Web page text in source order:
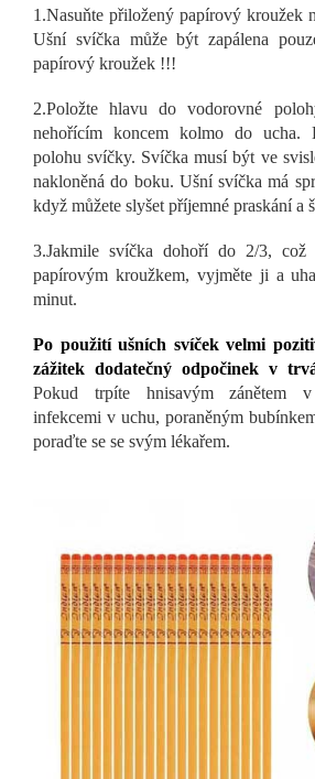
1.Nasuňte přiložený papírový kroužek
Ušní svíčka může být zapálena
papírový kroužek !!!
2.Položte hlavu do vodorovné
nehořícím koncem kolmo do ucha.
polohu svíčky. Svíčka musí být ve
nakloněná do boku. Ušní svíčka má
když můžete slyšet příjemné praskání a
3.Jakmile svíčka dohoří do 2/3,
papírovým kroužkem, vyjměte ji a
minut.
Po použití ušních svíček velmi
zážitek dodatečný odpočinek v
Pokud trpíte hnisavým zánětem
infekcemi v uchu, poraněným
poraďte se se svým lékařem.